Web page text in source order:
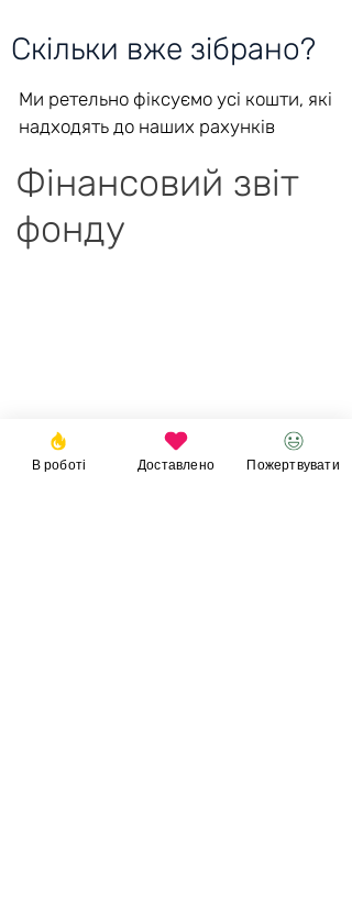
Скільки вже зібрано?
Ми ретельно фіксуємо усі кошти, які
надходять до наших рахунків
Фінансовий звіт
фонду
В роботі Доставлено Пожертвувати